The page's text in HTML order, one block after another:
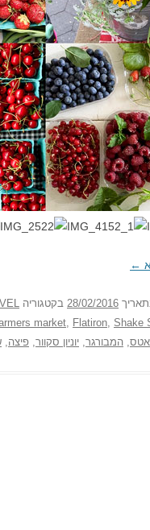
←
28/02/2016 בקטגוריה
market Flatiron Shake
המבורגר יוניון סקוור פיצה